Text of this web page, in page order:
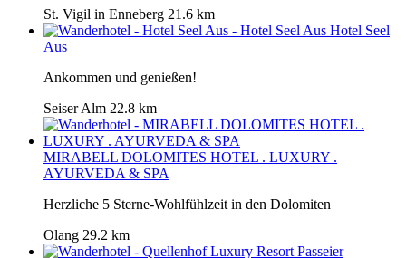
St. Vigil in Enneberg 21.6 km
Hotel Seel
Aus
Ankommen und genießen!
Seiser Alm 22.8 km
MIRABELL DOLOMITES HOTEL . LUXURY .
AYURVEDA & SPA
Herzliche 5 Sterne-Wohlfühlzeit in den Dolomiten
Olang 29.2 km